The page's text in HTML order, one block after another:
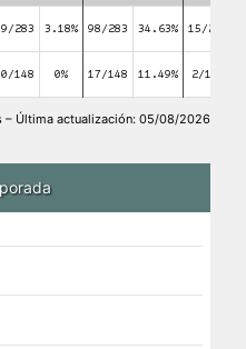
9/283 3.18% 98/283 34.63% 15/283
0/148 0% 17/148 11.49% 2/148
– Última actualización: 05/08/2026